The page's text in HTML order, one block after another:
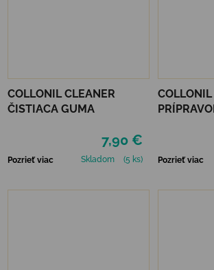
COLLONIL CLEANER
ČISTIACA GUMA
7,90 €
Pozrieť viac Skladom (5 ks) Pozrieť viac